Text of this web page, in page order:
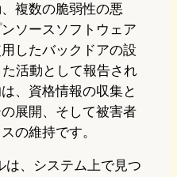
複数の脆弱性の悪
ソースソフトウェア
したバックドアの設
活動として報告され
、資格情報の収集と
展開、そして被害者
の維持です。
、システム上で見つ